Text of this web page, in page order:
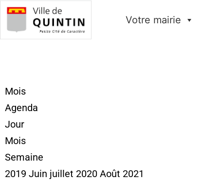
Votre mairie
Mois
Agenda
Jour
Mois
Semaine
2019 Juin juillet 2020 Août 2021